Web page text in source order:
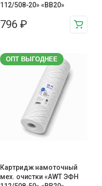
112/508-20» «BB20»
796 ₽
ОПТ ВЫГОДНЕЕ
Картридж намоточный
мех. очистки «AWT ЭФН